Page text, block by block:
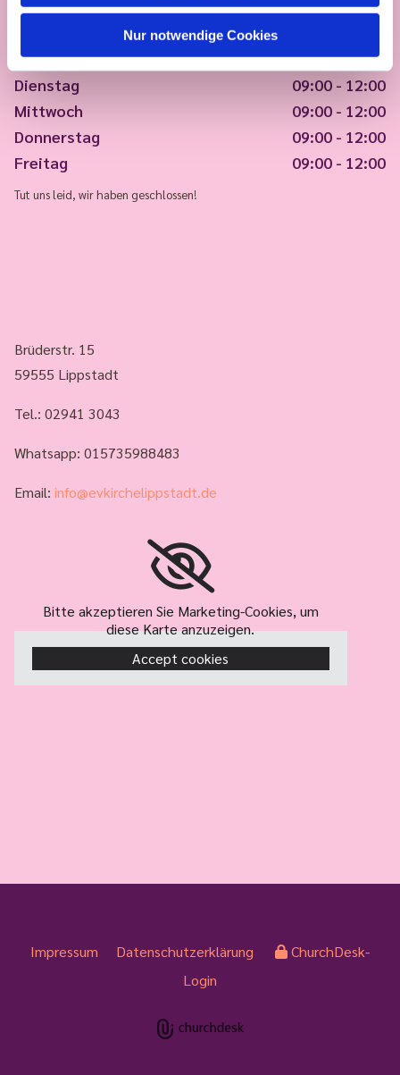
Nur notwendige Cookies
Montag
09:00 - 12:00
Dienstag
09:00 - 12:00
Mittwoch
09:00 - 12:00
Donnerstag
09:00 - 12:00
Freitag
09:00 - 12:00
Tut uns leid, wir haben geschlossen!
Brüderstr. 15
59555 Lippstadt
Tel.: 02941 3043
Whatsapp: 015735988483
Email: info@evkirchelippstadt.de
Bitte akzeptieren Sie Marketing-Cookies, um
diese Karte anzuzeigen.
Accept cookies
Impressum Datenschutzerklärung
ChurchDesk-
Login